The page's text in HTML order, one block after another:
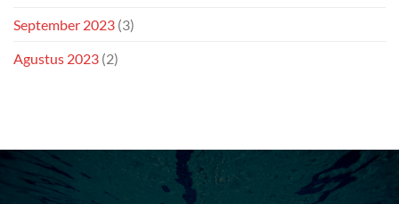
September 2023 (3)
Agustus 2023 (2)